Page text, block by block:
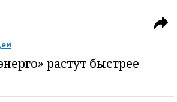
растут быстрее